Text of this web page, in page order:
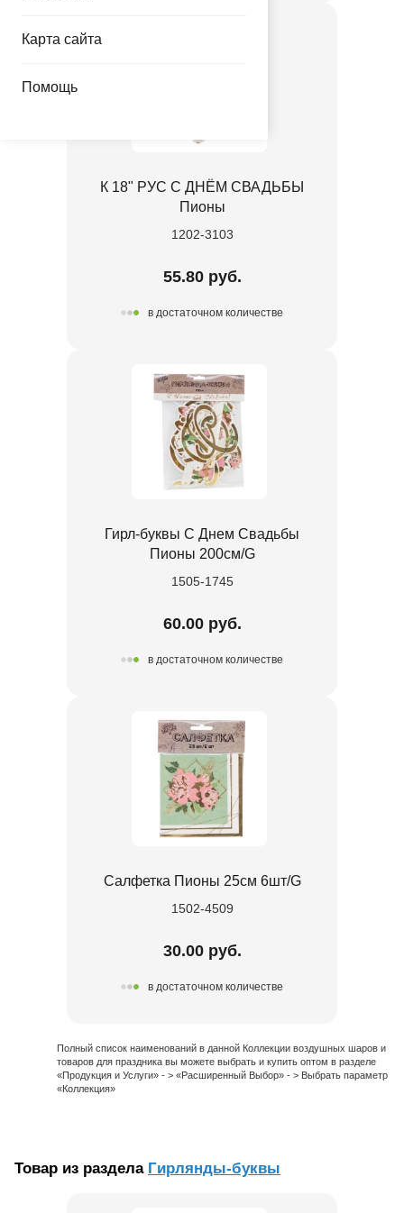
Карта сайта
Помощь
К 18" РУС С ДНЁМ СВАДЬБЫ
Пионы
1202-3103
55.80 руб.
в достаточном количестве
Гирл-буквы С Днем Свадьбы
Пионы 200см/G
1505-1745
60.00 руб.
в достаточном количестве
Салфетка Пионы 25см 6шт/G
1502-4509
30.00 руб.
в достаточном количестве
Полный список наименований в данной Коллекции воздушных шаров и
товаров для праздника вы можете выбрать и купить оптом в разделе
«Продукция и Услуги» - > «Расширенный Выбор» - > Выбрать параметр
«Коллекция»
Товар из раздела Гирлянды-буквы